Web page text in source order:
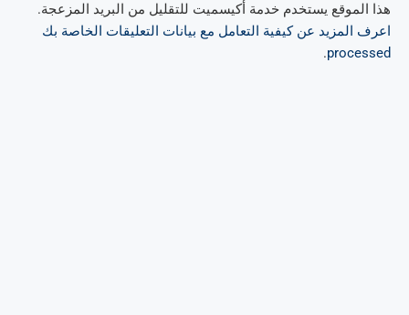
هذا الموقع يستخدم خدمة أكيسميت للتقليل من البريد المزعجة.
اعرف المزيد عن كيفية التعامل مع بيانات التعليقات الخاصة بك
processed
.